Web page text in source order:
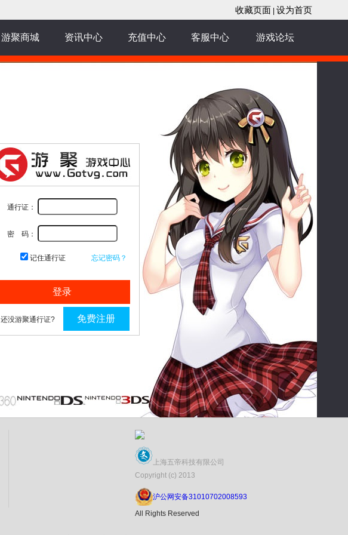
收藏页面 设为首页
游聚商城 资讯中心 充值中心 客服中心 游戏论坛
通行证：
密 码：
记住通行证 忘记密码？
登录
还没游聚通行证? 免费注册
上海五帝科技有限公司
Copyright (c) 2013
沪公网安备31010702008593
All Rights Reserved